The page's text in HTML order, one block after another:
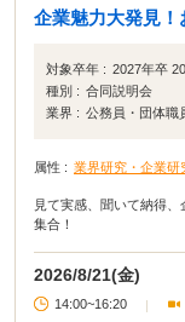
企業魅力大発見
対象卒年 : 2027年卒
種別 : 合同説明会
業界 : 公務員・団体職
属性 : 業界研究・企業研
見て実感、聞いて納得
集合！
2026/8/21(金)
14:00~16:20 |